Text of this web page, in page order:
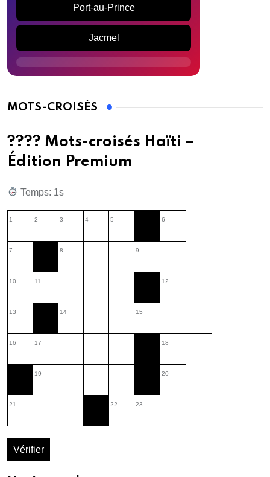
Port-au-Prince
Jacmel
MOTS-CROISÉS
???? Mots-croisés Haïti –
Édition Premium
Temps: 2s
1 2 3 4 5 6
7 8 9
10 11 12
13 14 15
16 17 18
19 20
21 22 23
Vérifier